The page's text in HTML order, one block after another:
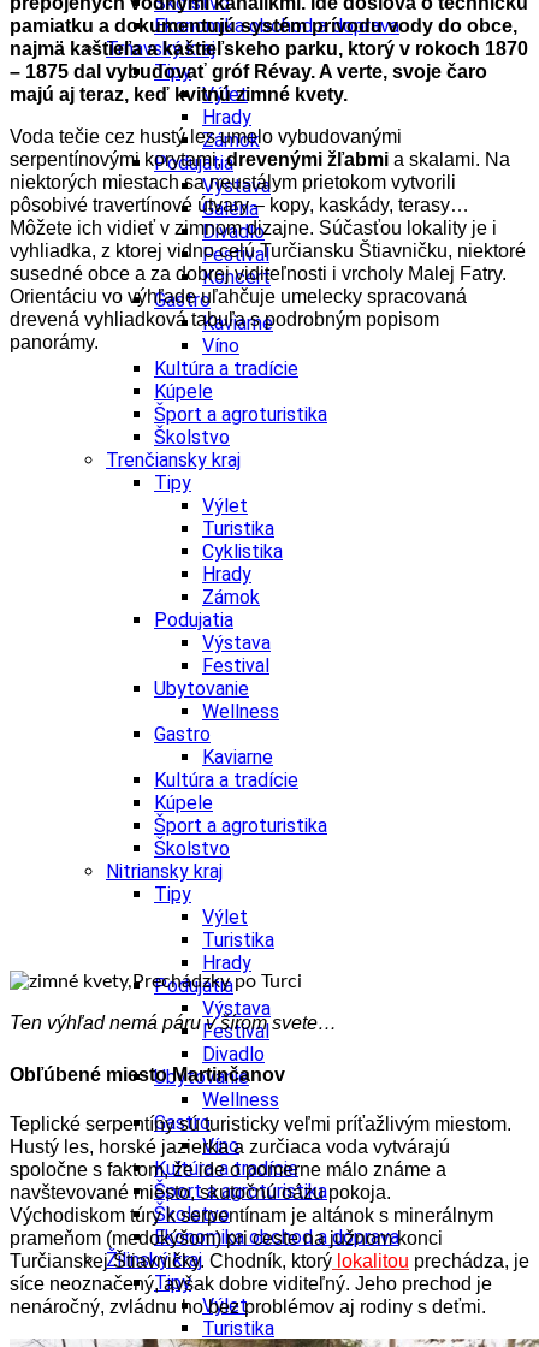
Ekonomika obchod a doprava
Trnavský kraj
Tipy
Výlet
Hrady
Zámok
Podujatia
Výstava
Galéria
Divadlo
Festival
Koncert
Gastro
Kaviarne
Víno
Kultúra a tradície
Kúpele
Šport a agroturistika
Školstvo
Trenčiansky kraj
Tipy
Výlet
Turistika
Cyklistika
Hrady
Zámok
Podujatia
Výstava
Festival
Ubytovanie
Wellness
Gastro
Kaviarne
Kultúra a tradície
Kúpele
Šport a agroturistika
Školstvo
Nitriansky kraj
Tipy
Výlet
Turistika
Hrady
Podujatia
Výstava
Festival
Divadlo
Ubytovanie
Wellness
Gastro
Víno
Kultúra a tradície
Šport a agroturistika
Školstvo
Ekonomika obchod a doprava
Žilinský kraj
Tipy
Výlet
Turistika
pamiatku a dokumentujú systém prívodu vody do obce,
najmä kaštieľa a kaštieľskeho parku, ktorý v rokoch 1870
– 1875 dal vybudovať gróf Révay. A verte, svoje čaro
majú aj teraz, keď kvitnú zimné kvety.
Voda tečie cez hustý les umelo vybudovanými
serpentínovými korytami,drevenými žľabmi a skalami. Na
niektorých miestach sa neustálym prietokom vytvorili
pôsobivé travertínové útvary – kopy, kaskády, terasy…
Môžete ich vidieť v zimnom dizajne. Súčasťou lokality je i
vyhliadka, z ktorej vidno celú Turčiansku Štiavničku, niektoré
susedné obce a za dobrej viditeľnosti i vrcholy Malej Fatry.
Orientáciu vo výhľade uľahčuje umelecky spracovaná
drevená vyhliadková tabuľa s podrobným popisom
panorámy.
Ten výhľad nemá páru v šírom svete…
Obľúbené miesto Martinčanov
Teplické serpentíny sú turisticky veľmi príťažlivým miestom.
Hustý les, horské jazierka a zurčiaca voda vytvárajú
spoločne s faktom, že ide o pomerne málo známe a
navštevované miesto, skutočnú oázu pokoja.
Východiskom túry k serpentínam je altánok s minerálnym
prameňom (medokýšom) pri ceste na južnom konci
Turčianskej Štiavničky. Chodník, ktorý lokalitou prechádza, je
síce neoznačený, avšak dobre viditeľný. Jeho prechod je
nenáročný, zvládnu ho bez problémov aj rodiny s deťmi.